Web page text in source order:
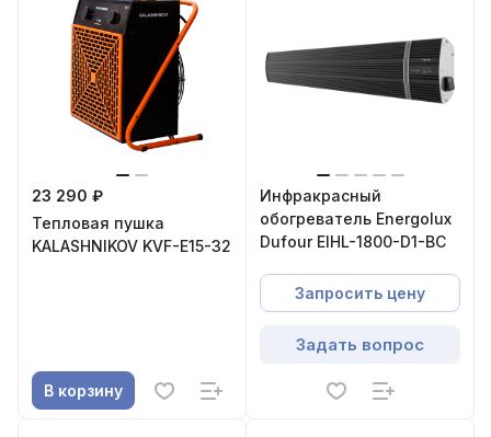
23 290 ₽
Тепловая пушка
KALASHNIKOV KVF-E15-32
В корзину
Инфракрасный
обогреватель Energolux
Dufour EIHL-1800-D1-BC
Запросить цену
Задать вопрос